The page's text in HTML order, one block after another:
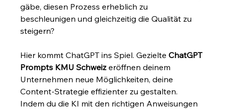
gäbe, diesen Prozess erheblich zu
beschleunigen und gleichzeitig die Qualität zu
steigern?
Hier kommt ChatGPT ins Spiel. Gezielte ChatGPT
Prompts KMU Schweiz eröffnen deinem
Unternehmen neue Möglichkeiten, deine
Content-Strategie effizienter zu gestalten.
Indem du die KI mit den richtigen Anweisungen